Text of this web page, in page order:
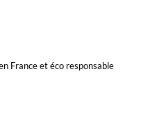
France et éco responsable